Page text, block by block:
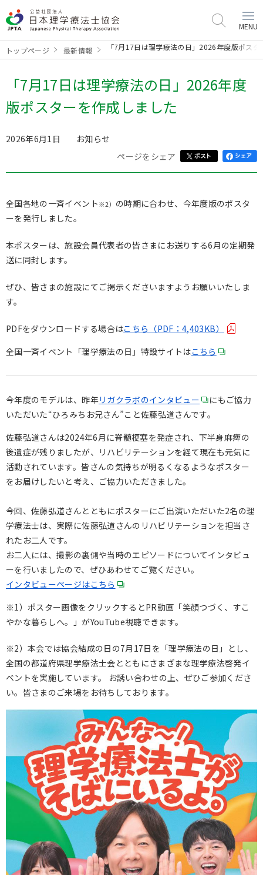
MENU
トップページ 最新情報 「7月17日は理学療法の日」2026年度版ポス
「7月17日は理学療法の日」2026年度
版ポスターを作成しました
2026年6月1日
お知らせ
ページをシェア
全国各地の一斉イベント ※2） の時期に合わせ、今年度版のポスタ
ーを発行しました。
本ポスターは、施設会員代表者の皆さまにお送りする6月の定期発
送に同封します。
ぜひ、皆さまの施設にてご掲示くださいますようお願いいたしま
す。
PDFをダウンロードする場合はこちら（PDF：4,403KB）
全国一斉イベント「理学療法の日」特設サイトはこちら
今年度のモデルは、昨年リガクラボのインタビュー
にもご協力
いただいた“ひろみちお兄さん”こと佐藤弘道さんです。
佐藤弘道さんは2024年6月に脊髄梗塞を発症され、下半身麻痺の
後遺症が残りましたが、リハビリテーションを経て現在も元気に
活動されています。皆さんの気持ちが明るくなるようなポスター
をお届けしたいと考え、ご協力いただきました。
今回、佐藤弘道さんとともにポスターにご出演いただいた2名の理
学療法士は、実際に佐藤弘道さんのリハビリテーションを担当さ
れたお二人です。
お二人には、撮影の裏側や当時のエピソードについてインタビュ
ーを行いましたので、ぜひあわせてご覧ください。
インタビューページはこちら
※1）ポスター画像をクリックするとPR動画「笑顔つづく、すこ
やかな暮らしへ。」がYouTube視聴できます。
※2）本会では協会結成の日の7月17日を「理学療法の日」とし、
全国の都道府県理学療法士会とともにさまざまな理学療法啓発イ
ベントを実施しています。 お誘い合わせの上、ぜひご参加くださ
い。皆さまのご来場をお待ちしております。